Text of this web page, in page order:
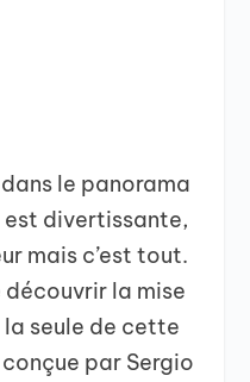
le panorama
est divertissante,
mais c’est tout.
découvrir la mise
la seule de cette
par Sergio